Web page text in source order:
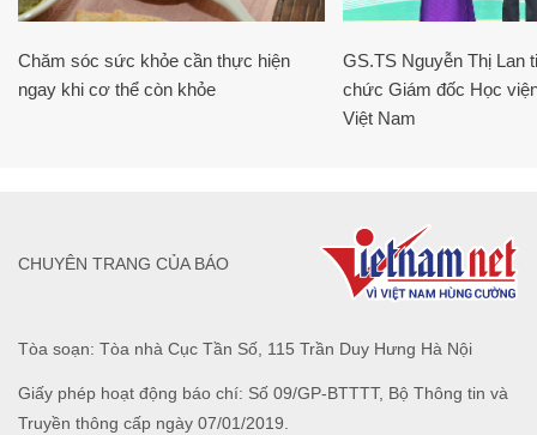
Chăm sóc sức khỏe cần thực hiện
ngay khi cơ thể còn khỏe
GS.TS Nguyễn Thị Lan
chức Giám đốc Học
Việt Nam
Tòa soạn: Tòa nhà Cục Tần Số, 115 Trần Duy Hưng Hà Nội
Giấy phép hoạt động báo chí: Số 09/GP-BTTTT, Bộ Thông tin và
Truyền thông cấp ngày 07/01/2019.
CHUYÊN TRANG CỦA BÁO